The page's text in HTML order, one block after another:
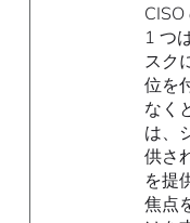
1 つ
スク
位を
なく
は、
供さ
を提
焦点